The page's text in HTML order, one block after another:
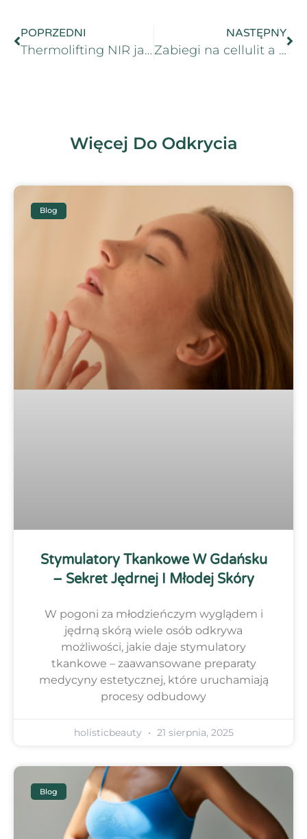
POPRZEDNI
Thermolifting NIR jako alternatywa dla liftingu chirurgicznego
NASTĘPNY
Zabiegi na cellulit a styl życia – jak łączyć pielęgnację z dietą?
Więcej Do Odkrycia
Blog
Stymulatory Tkankowe W Gdańsku
– Sekret Jędrnej I Młodej Skóry
W pogoni za młodzieńczym wyglądem i
jędrną skórą wiele osób odkrywa
możliwości, jakie daje stymulatory
tkankowe – zaawansowane preparaty
medycyny estetycznej, które uruchamiają
procesy odbudowy
holisticbeauty 21 sierpnia, 2025
Blog